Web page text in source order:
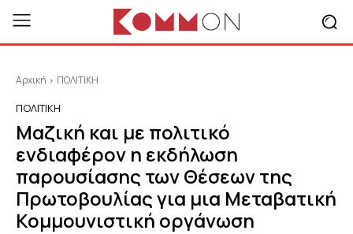
Αρχική ΠΟΛΙΤΙΚΗ
ΠΟΛΙΤΙΚΗ
Μαζική και με πολιτικό
ενδιαφέρον η εκδήλωση
παρουσίασης των Θέσεων της
Πρωτοβουλίας για μια Μεταβατική
Κομμουνιστική οργάνωση